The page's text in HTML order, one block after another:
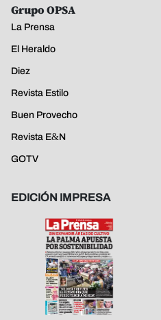
Grupo OPSA
La Prensa
El Heraldo
Diez
Revista Estilo
Buen Provecho
Revista E&N
GOTV
EDICIÓN IMPRESA